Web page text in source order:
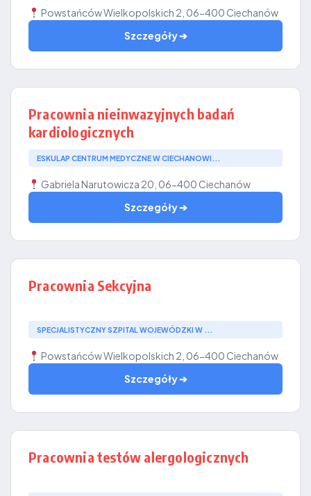
Powstańców Wielkopolskich 2, 06-400 Ciechanów
Szczegóły ➔
Pracownia nieinwazyjnych badań
kardiologicznych
ESKULAP CENTRUM MEDYCZNE W CIECHANOWI...
Gabriela Narutowicza 20, 06-400 Ciechanów
Szczegóły ➔
Pracownia Sekcyjna
SPECJALISTYCZNY SZPITAL WOJEWÓDZKI W ...
Powstańców Wielkopolskich 2, 06-400 Ciechanów
Szczegóły ➔
Pracownia testów alergologicznych